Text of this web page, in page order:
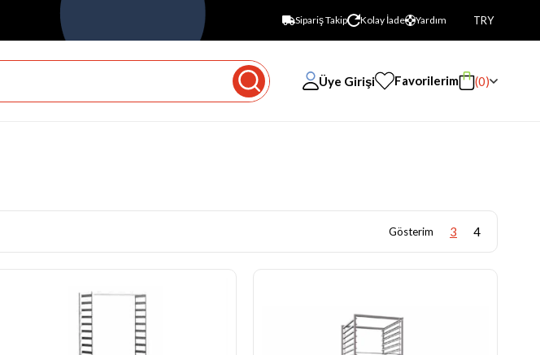
Sipariş Takip Kolay İade Yardım TRY
Üye Girişi Favorilerim 0